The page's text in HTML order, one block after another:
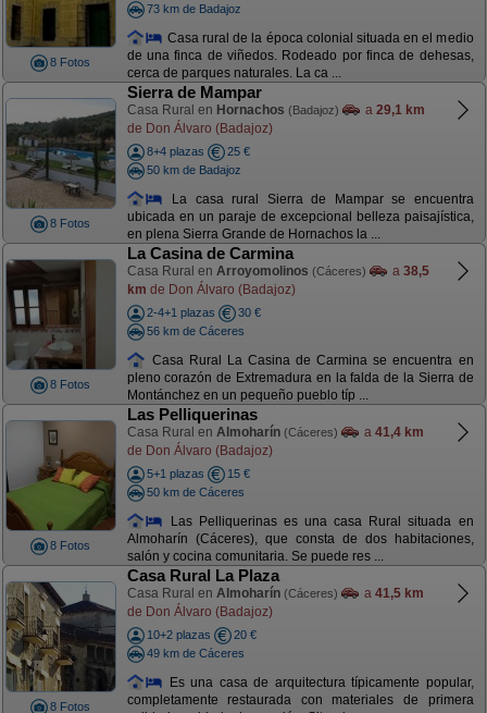
8 Fotos
73 km de Badajoz
Casa rural de la época colonial situada en el medio
de una finca de viñedos. Rodeado por finca de dehesas,
cerca de parques naturales. La ca ...
8 Fotos
Sierra de Mampar
Casa Rural en Hornachos (Badajoz) a 29,1 km
de Don Álvaro (Badajoz)
8+4 plazas
25 €
50 km de Badajoz
La casa rural Sierra de Mampar se encuentra
ubicada en un paraje de excepcional belleza paisajística,
en plena Sierra Grande de Hornachos la ...
8 Fotos
La Casina de Carmina
Casa Rural en Arroyomolinos (Cáceres) a 38,5
km de Don Álvaro (Badajoz)
2-4+1 plazas
30 €
56 km de Cáceres
Casa Rural La Casina de Carmina se encuentra en
pleno corazón de Extremadura en la falda de la Sierra de
Montánchez en un pequeño pueblo típ ...
8 Fotos
Las Pelliquerinas
Casa Rural en Almoharín (Cáceres) a 41,4 km
de Don Álvaro (Badajoz)
5+1 plazas
15 €
50 km de Cáceres
Las Pelliquerinas es una casa Rural situada en
Almoharín (Cáceres), que consta de dos habitaciones,
salón y cocina comunitaria. Se puede res ...
8 Fotos
Casa Rural La Plaza
Casa Rural en Almoharín (Cáceres) a 41,5 km
de Don Álvaro (Badajoz)
10+2 plazas
20 €
49 km de Cáceres
Es una casa de arquitectura típicamente popular,
completamente restaurada con materiales de primera